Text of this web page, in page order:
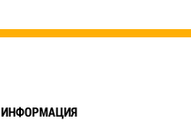
ИНФОРМАЦИЯ